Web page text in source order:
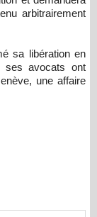
arbitrairement
sa libération en
ses avocats ont
une affaire